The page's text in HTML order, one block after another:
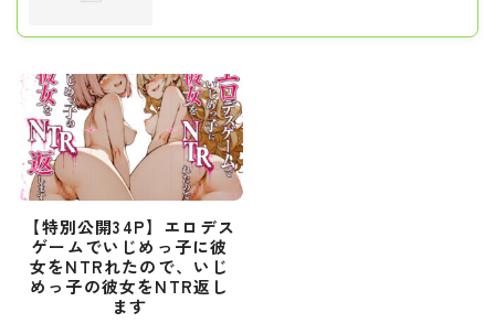
【特別公開34P】エロデス
ゲームでいじめっ子に彼
女をNTRれたので、いじ
めっ子の彼女をNTR返し
ます